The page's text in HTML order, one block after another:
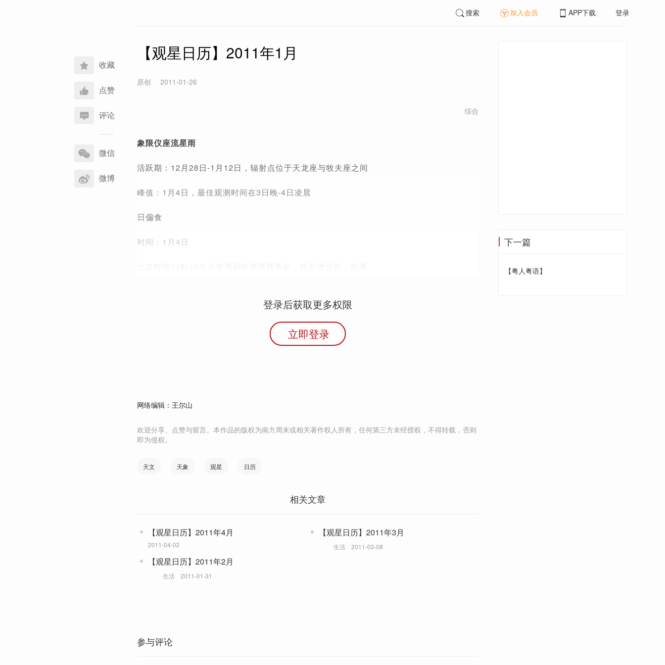
收藏
点赞
评论
享
到
微信
微博
搜索 加入会员 APP下载 登录
【观星日历】2011年1月
原创 2011-01-26
综合
象限仪座流星雨
活跃期：12月28日-1月12日，辐射点位于天龙座与牧夫座之间
峰值：1月4日，最佳观测时间在3日晚-4日凌晨
日偏食
时间：1月4日
登录后获取更多权限
立即登录
网络编辑：王尔山
欢迎分享、点赞与留言。本作品的版权为南方周末或相关著作权人所有，任何第三方未经授权，不得转载，否则
即为侵权。
天文 天象 观星 日历
相关文章
【观星日历】2011年4月
2011-04-02
【观星日历】2011年3月
生活 2011-03-08
【观星日历】2011年2月
生活 2011-01-31
参与评论
下一篇
【粤人粤语】